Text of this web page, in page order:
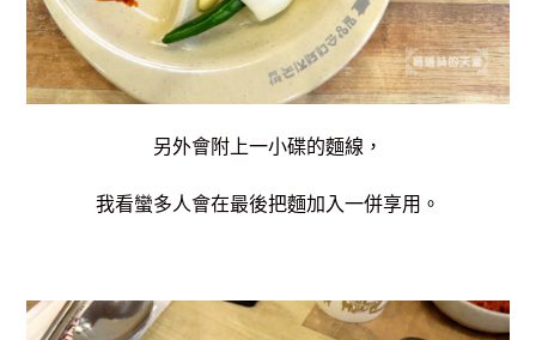
另外會附上一小碟的麵線，
我看蠻多人會在最後把麵加入一併享用。